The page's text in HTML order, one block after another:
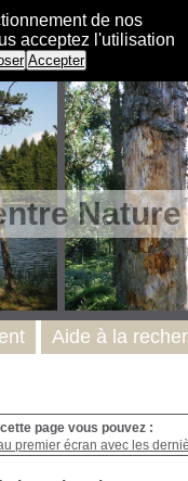
de nos
acceptez l'utilisation
Accepter
page vous pouvez :
premier écran avec les
Aide à la